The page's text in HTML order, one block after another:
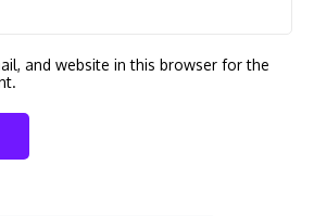
and website in this browser for the